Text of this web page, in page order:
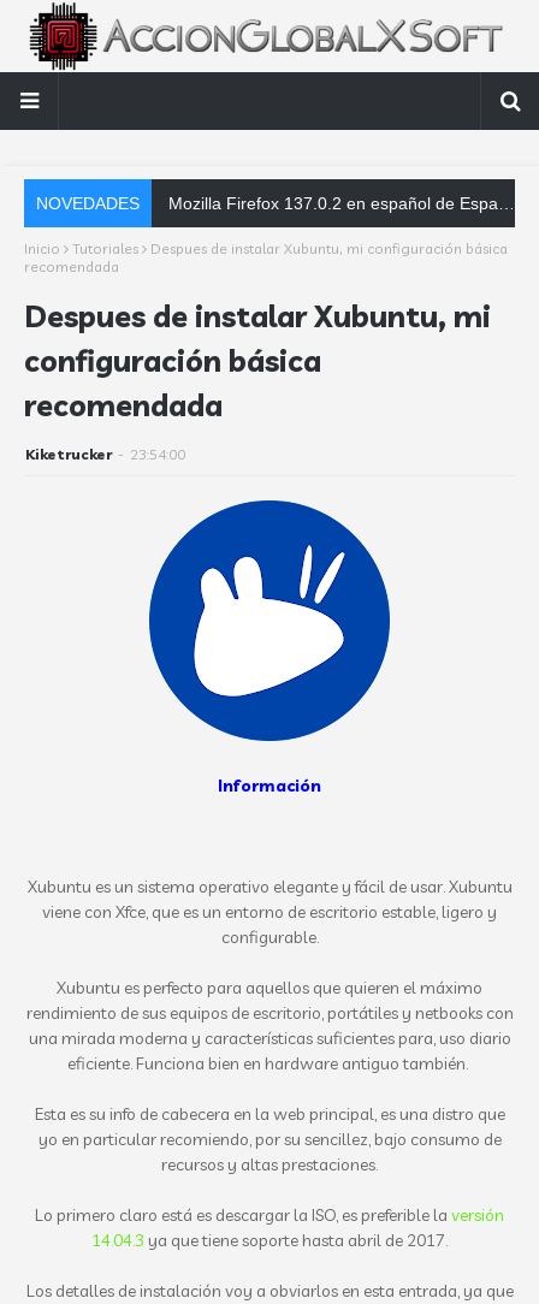
NOVEDADES Mozilla Firefox 137.0.2 en español de España - Parche de corrección de errores - Instaladores offline
Inicio Tutoriales
Despues de instalar Xubuntu, mi configuración básica
recomendada
Despues de instalar Xubuntu, mi
configuración básica
recomendada
Kiketrucker - 23:54:00
Información
Xubuntu es un sistema operativo elegante y fácil de usar. Xubuntu
viene con Xfce, que es un entorno de escritorio estable, ligero y
configurable.
Xubuntu es perfecto para aquellos que quieren el máximo
rendimiento de sus equipos de escritorio, portátiles y netbooks con
una mirada moderna y características suficientes para, uso diario
eficiente. Funciona bien en hardware antiguo también.
Esta es su info de cabecera en la web principal, es una distro que
yo en particular recomiendo, por su sencillez, bajo consumo de
recursos y altas prestaciones.
Lo primero claro está es descargar la ISO, es preferible la versión
14.04.3 ya que tiene soporte hasta abril de 2017.
Los detalles de instalación voy a obviarlos en esta entrada, ya que